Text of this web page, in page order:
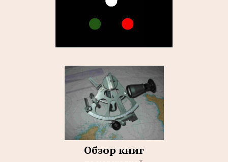
Обзор книг